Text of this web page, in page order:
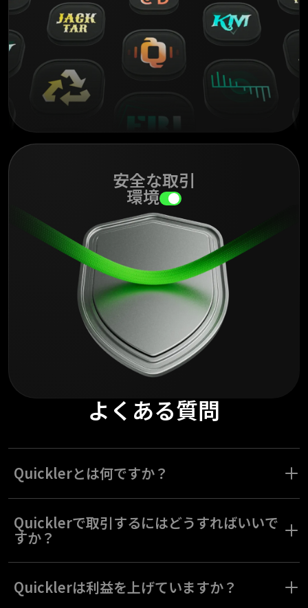
安全な取引
環境
よくある質問
Quicklerとは何ですか？
メントです。これは「クイックトレーディング」として知られ
る、スピーディーな取引のために設計されています。
Quicklerで取引するにはどうすればいいで
すか？
方向を選び、取引を開始すると、5秒後に自動的に終了します。
Quicklerは利益を上げていますか？